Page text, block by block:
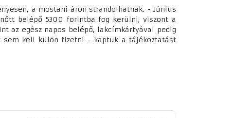
a mostani áron strandolhatnak. - Június
belépő 5300 forintba fog kerülni, viszont a
az egész napos belépő, lakcímkártyával pedig
sem kell külön fizetni - kaptuk a tájékoztatást